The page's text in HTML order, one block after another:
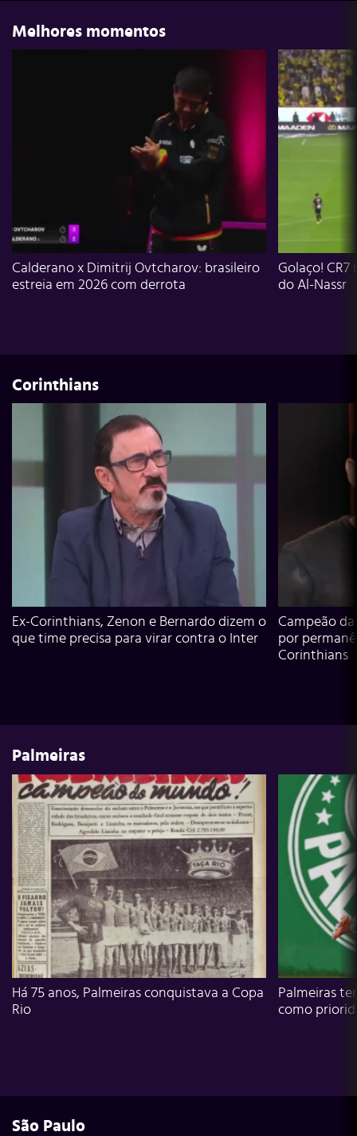
Melhores momentos
Calderano x Dimitrij Ovtcharov: brasileiro
estreia em 2026 com derrota
Golaço!
do Al-Nassr
Corinthians
Ex-Corinthians, Zenon e Bernardo dizem o
que time precisa para virar contra o Inter
Campeão
por
Corinthians
Palmeiras
Há 75 anos, Palmeiras conquistava a Copa
Rio
Palmeiras
como
São Paulo